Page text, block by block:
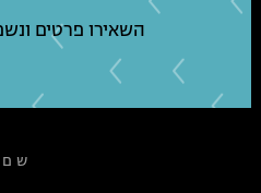
שם
השאירו פרטים